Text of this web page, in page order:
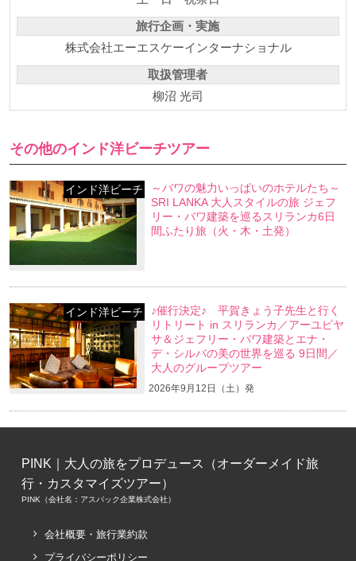
旅行企画・実施
株式会社エーエスケーインターナショナル
取扱管理者
柳沼 光司
その他のインド洋ビーチツアー
インド洋ビーチ
～バワの魅力いっぱいのホテルたち～
SRI LANKA 大人スタイルの旅 ジェフ
リー・バワ建築を巡るスリランカ6日
間ふたり旅（火・木・土発）
インド洋ビーチ
♪催行決定♪ 平賀きょう子先生と行く
リトリート in スリランカ／アーユピヤ
サ＆ジェフリー・バワ建築とエナ・
デ・シルバの美の世界を巡る 9日間／
大人のグループツアー
2026年9月12日（土）発
PINK｜大人の旅をプロデュース（オーダーメイド旅
行・カスタマイズツアー）
PINK（会社名：アスパック企業株式会社）
会社概要・旅行業約款
プライバシーポリシー